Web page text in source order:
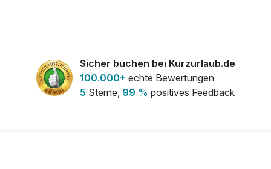
Sicher buchen bei Kurzurlaub.de
100.000+ echte Bewertungen
5 Sterne, 99 % positives Feedback